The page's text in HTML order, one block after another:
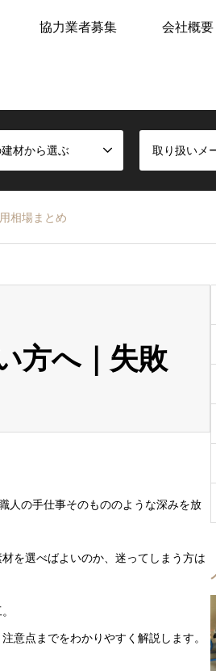
協力業者募集 会社概要
材から選ぶ 取り扱いメ
相場まとめ
方へ｜失敗
人の手仕事そのもののような深みを放
を選べばよいのか、迷ってしまう方は
意点までをわかりやすく解説します。